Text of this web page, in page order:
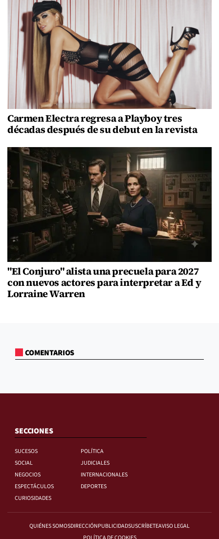
Carmen Electra regresa a Playboy tres
décadas después de su debut en la revista
"El Conjuro" alista una precuela para 2027
con nuevos actores para interpretar a Ed y
Lorraine Warren
COMENTARIOS
SECCIONES
SUCESOS
POLÍTICA
SOCIAL
JUDICIALES
NEGOCIOS
INTERNACIONALES
ESPECTÁCULOS
DEPORTES
CURIOSIDADES
QUIÉNES SOMOSDIRECCIÓNPUBLICIDADSUSCRÍBETEAVISO LEGAL